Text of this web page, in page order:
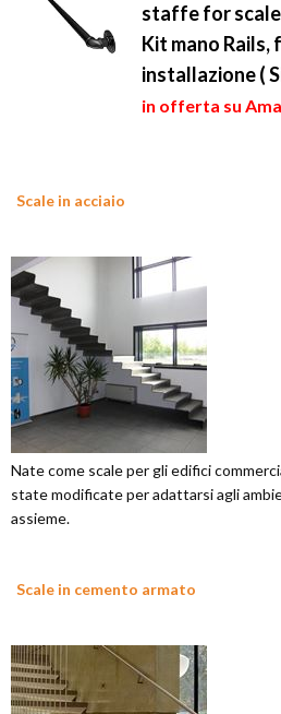
staffe for
Kit mano
installazione (
in offerta su
Scale in acciaio
Nate come scale per gli edifici
state modificate per adattarsi agli
assieme.
Scale in cemento armato